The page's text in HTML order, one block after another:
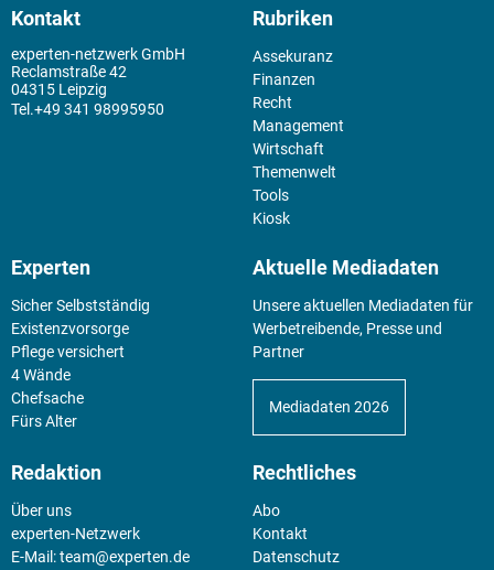
Kontakt
experten-netzwerk GmbH
Reclamstraße 42
04315 Leipzig
+49 341 98995950
Rubriken
Assekuranz
Finanzen
Recht
Management
Wirtschaft
Themenwelt
Tools
Kiosk
Experten
Sicher Selbstständig
Existenz­vorsorge
Pflege versichert
4 Wände
Chefsache
Fürs Alter
Aktuelle Mediadaten
Unsere aktuellen Mediadaten für
Werbetreibende, Presse und
Partner
Mediadaten 2026
Redaktion
Über uns
experten-Netzwerk
E-Mail:team@experten.de
Rechtliches
Abo
Kontakt
Datenschutz